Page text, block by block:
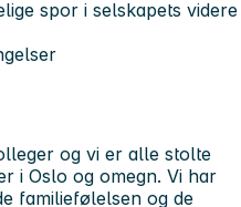
spor i selskapets videre
og vi er alle stolte
i Oslo og omegn. Vi har
familiefølelsen og de